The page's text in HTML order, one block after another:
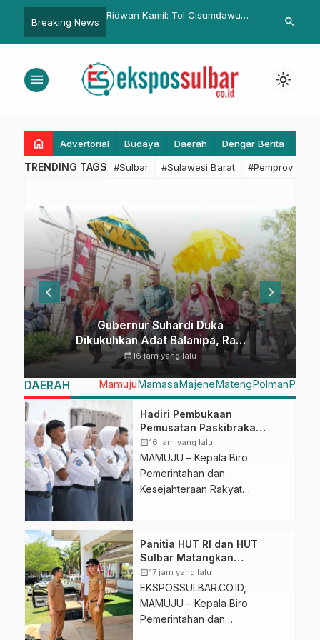
Breaking News
Ridwan Kamil: Tol Cisumdawu
Jadi Pintu Baru ke Kawasan
Rebana
Ruang Fiskal
Bantu dan Layani
search
menu light_mode
home Advertorial Budaya Daerah Dengar Berita
TRENDING TAGS #Sulbar #Sulawesi Barat #Pemprov
Ekspos
Sulbar
Akurat,
dan
Terpercaya
Gubernur Suhardi Duka
Dikukuhkan Adat Balanipa, Raih
Gelar Sulo Tappidena
calendar_month16 jam yang lalu
DAERAH MamujuMamasaMajeneMatengPolman
Hadiri Pembukaan
Pemusatan Paskibraka
Provinsi, Murdanil: Ini
Membentuk Karakter Hingga
Kedisiplinannya
calendar_month16 jam yang lalu
MAMUJU – Kepala Biro
Pemerintahan dan
Kesejahteraan Rakyat
kegiatan Pembukaan
Pemusatan Pembinaan Calon
Pasukan Pengibar Bendera
Pusaka (Paskibraka) Tingkat
Provinsi Sulawesi Barat Tahun
Panitia HUT RI dan HUT
Sulbar Matangkan
Persiapan, Berbagai Lomba
Akan Dilaksanakan Pemprov
Sulbar
calendar_month17 jam yang lalu
EKSPOSSULBAR.CO.ID,
MAMUJU – Kepala Biro
Pemerintahan dan